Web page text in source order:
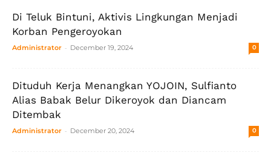
Di Teluk Bintuni, Aktivis Lingkungan Menjadi
Korban Pengeroyokan
Administrator - December 19, 2024 0
Dituduh Kerja Menangkan YOJOIN, Sulfianto
Alias Babak Belur Dikeroyok dan Diancam
Ditembak
Administrator - December 20, 2024 0